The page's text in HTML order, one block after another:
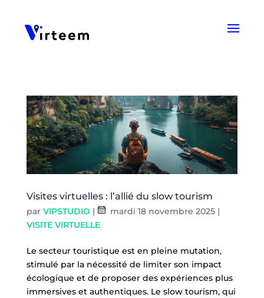
Visites virtuelles : l’allié du slow tourism
par VIPSTUDIO| mardi 18 novembre 2025|
VISITE VIRTUELLE
Le secteur touristique est en pleine mutation,
stimulé par la nécessité de limiter son impact
écologique et de proposer des expériences plus
immersives et authentiques. Le slow tourism, qui